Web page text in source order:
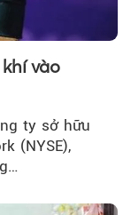
vào
ty sở hữu
(NYSE),